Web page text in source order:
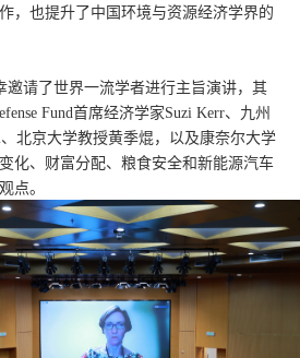
，也提升了中国环境与资源经济学界的
邀请了世界一流学者进行主旨演讲，其
Fund首席经济学家Suzi Kerr、九州
、北京大学教授黄季焜，以及康奈尔大学
化、财富分配、粮食安全和新能源汽车
点。